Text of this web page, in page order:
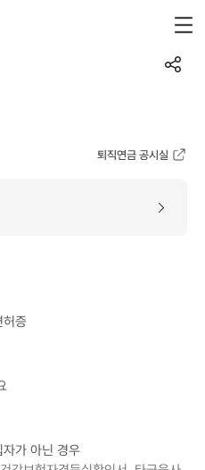
공
퇴직연금 공시실
허증
가 아닌 경우